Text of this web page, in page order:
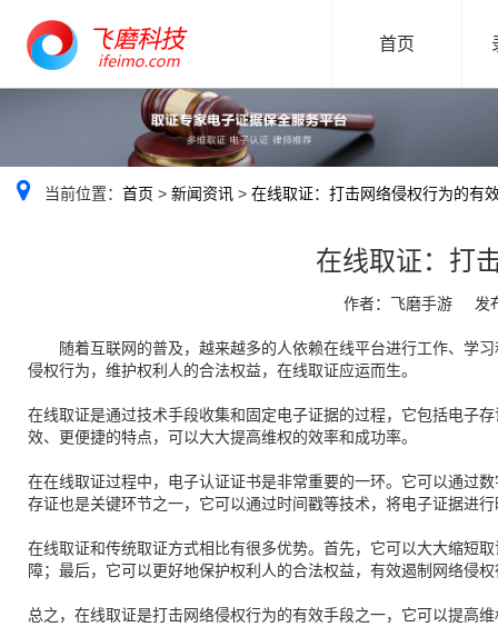
首页
当前位置： 首页 > 新闻资讯 > 在线取证：打击网络侵权行为的有
在线取证：打
作者：飞磨手游 发
随着互联网的普及，越来越多的人依赖在线平台进行工作、学
侵权行为，维护权利人的合法权益，在线取证应运而生。
在线取证是通过技术手段收集和固定电子证据的过程，它包括电子
效、更便捷的特点，可以大大提高维权的效率和成功率。
在在线取证过程中，电子认证证书是非常重要的一环。它可以通过
存证也是关键环节之一，它可以通过时间戳等技术，将电子证据进
在线取证和传统取证方式相比有很多优势。首先，它可以大大缩短
障；最后，它可以更好地保护权利人的合法权益，有效遏制网络侵
总之，在线取证是打击网络侵权行为的有效手段之一，它可以提高